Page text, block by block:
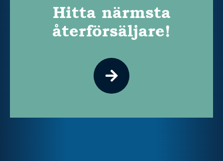
Hitta närmsta
återförsäljare!